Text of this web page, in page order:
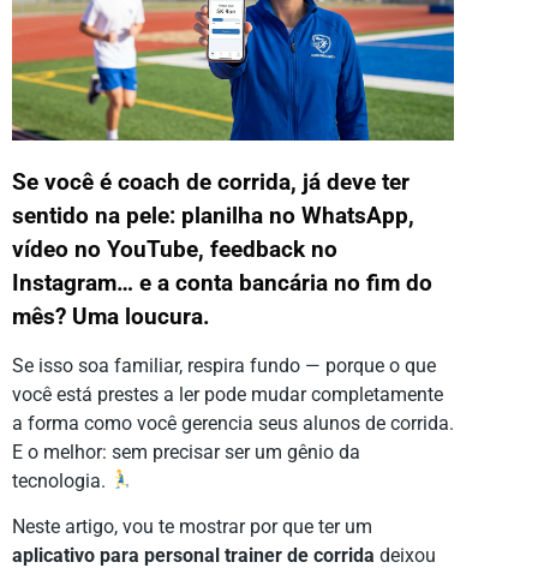
Se você é coach de corrida, já deve ter
sentido na pele: planilha no WhatsApp,
vídeo no YouTube, feedback no
Instagram… e a conta bancária no fim do
mês? Uma loucura.
Se isso soa familiar, respira fundo — porque o que
você está prestes a ler pode mudar completamente
a forma como você gerencia seus alunos de corrida.
E o melhor: sem precisar ser um gênio da
tecnologia.
Neste artigo, vou te mostrar por que ter um
aplicativo para personal trainer de corrida deixou